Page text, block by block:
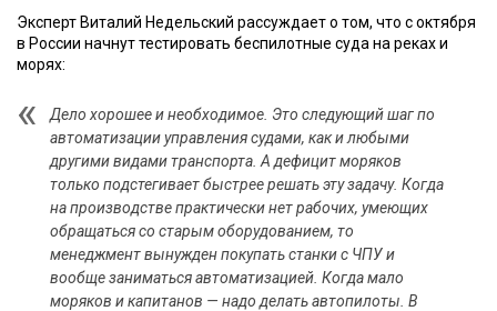
Эксперт Виталий Недельский рассуждает о том, что с октября
в России начнут тестировать беспилотные суда на реках и
морях:
Дело хорошее и необходимое. Это следующий шаг по
автоматизации управления судами, как и любыми
другими видами транспорта. А дефицит моряков
только подстегивает быстрее решать эту задачу. Когда
на производстве практически нет рабочих, умеющих
обращаться со старым оборудованием, то
менеджмент вынужден покупать станки с ЧПУ и
вообще заниматься автоматизацией. Когда мало
моряков и капитанов — надо делать автопилоты. В